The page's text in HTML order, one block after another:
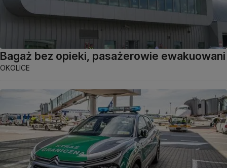
Bagaż bez opieki, pasażerowie ewakuowani
OKOLICE